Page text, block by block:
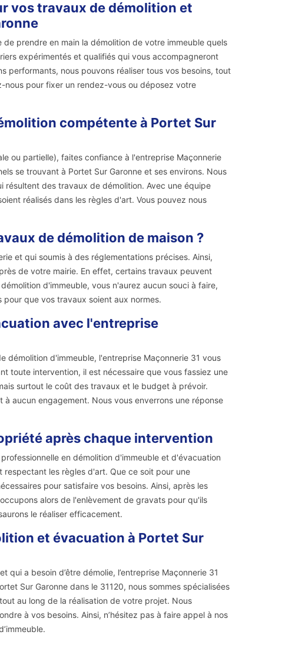
vos travaux de démolition et
prendre en main la démolition de votre immeuble quels
expérimentés et qualifiés qui vous accompagneront
performants, nous pouvons réaliser tous vos besoins, tout
pour fixer un rendez-vous ou déposez votre
compétente à Portet Sur
ou partielle), faites confiance à l'entreprise Maçonnerie
se trouvant à Portet Sur Garonne et ses environs. Nous
des travaux de démolition. Avec une équipe
réalisés dans les règles d'art. Vous pouvez nous
de démolition de maison ?
et qui soumis à des réglementations précises. Ainsi,
de votre mairie. En effet, certains travaux peuvent
d'immeuble, vous n'aurez aucun souci à faire,
que vos travaux soient aux normes.
avec l'entreprise
démolition d'immeuble, l'entreprise Maçonnerie 31 vous
toute intervention, il est nécessaire que vous fassiez une
surtout le coût des travaux et le budget à prévoir.
aucun engagement. Nous vous enverrons une réponse
après chaque intervention
en démolition d'immeuble et d'évacuation
les règles d'art. Que ce soit pour une
pour satisfaire vos besoins. Ainsi, après les
alors de l'enlèvement de gravats pour qu'ils
le réaliser efficacement.
et évacuation à Portet Sur
a besoin d’être démolie, l’entreprise Maçonnerie 31
Sur Garonne dans le 31120, nous sommes spécialisées
au long de la réalisation de votre projet. Nous
à vos besoins. Ainsi, n’hésitez pas à faire appel à nos